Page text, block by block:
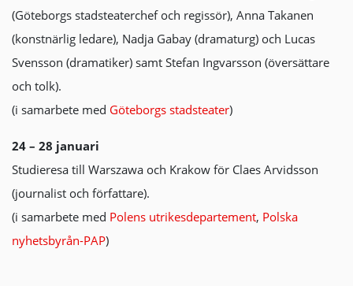
(Göteborgs stadsteaterchef och regissör), Anna Takanen
(konstnärlig ledare), Nadja Gabay (dramaturg) och Lucas
Svensson (dramatiker) samt Stefan Ingvarsson (översättare
och tolk).
(i samarbete med Göteborgs stadsteater)
24 – 28 januari
Studieresa till Warszawa och Krakow för Claes Arvidsson
(journalist och författare).
(i samarbete med Polens utrikesdepartement, Polska
nyhetsbyrån-PAP)